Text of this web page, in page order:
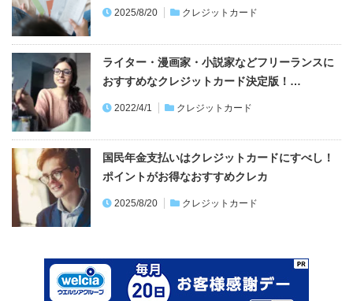
2025/8/20 クレジットカード
ライター・漫画家・小説家などフリーランスに
おすすめなクレジットカード決定版！…
2022/4/1 クレジットカード
国民年金支払いはクレジットカードにすべし！
ポイントがお得なおすすめクレカ
2025/8/20 クレジットカード